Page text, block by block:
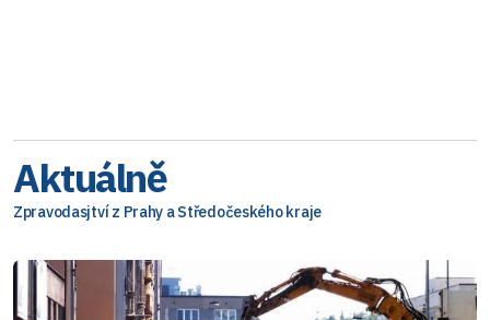
Aktuálně
Zpravodasjtví z Prahy a Středočeského kraje